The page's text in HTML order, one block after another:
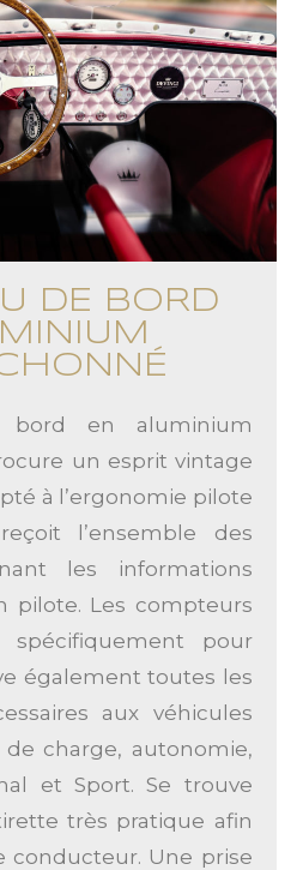
DE BORD
en aluminium
un esprit vintage
à l’ergonomie pilote
l’ensemble des
les informations
pilote. Les compteurs
pour
également toutes les
aux véhicules
charge, autonomie,
et Sport. Se trouve
très pratique afin
conducteur. Une prise